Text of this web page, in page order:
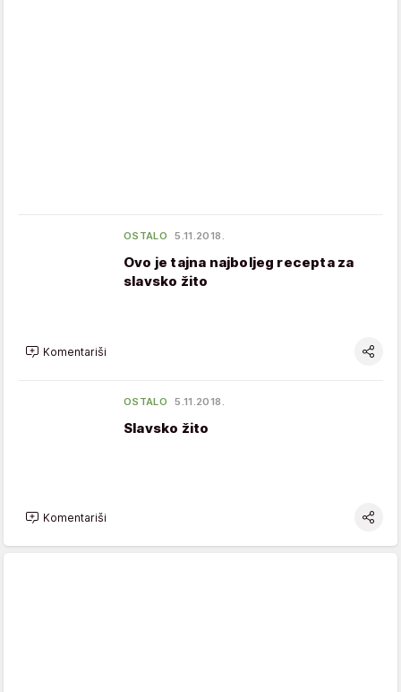
OSTALO 5.11.2018.
Ovo je tajna najboljeg recepta za
slavsko žito
Komentariši
OSTALO 5.11.2018.
Slavsko žito
Komentariši